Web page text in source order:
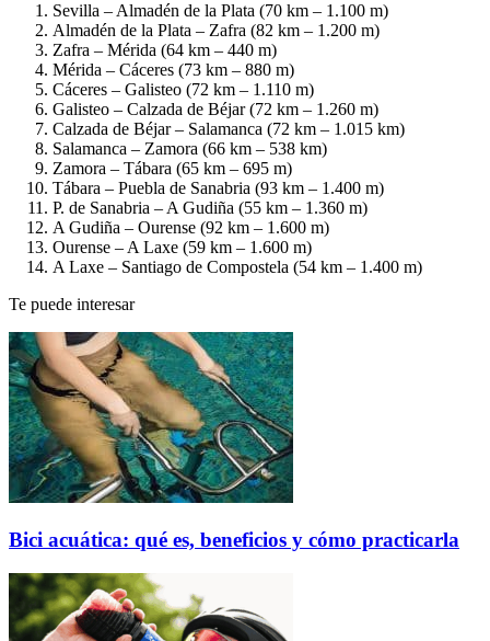
Sevilla – Almadén de la Plata (70 km – 1.100 m)
Almadén de la Plata – Zafra (82 km – 1.200 m)
Zafra – Mérida (64 km – 440 m)
Mérida – Cáceres (73 km – 880 m)
Cáceres – Galisteo (72 km – 1.110 m)
Galisteo – Calzada de Béjar (72 km – 1.260 m)
Calzada de Béjar – Salamanca (72 km – 1.015 km)
Salamanca – Zamora (66 km – 538 km)
Zamora – Tábara (65 km – 695 m)
Tábara – Puebla de Sanabria (93 km – 1.400 m)
P. de Sanabria – A Gudiña (55 km – 1.360 m)
A Gudiña – Ourense (92 km – 1.600 m)
Ourense – A Laxe (59 km – 1.600 m)
A Laxe – Santiago de Compostela (54 km – 1.400 m)
Te puede interesar
Bici acuática: qué es, beneficios y cómo practicarla